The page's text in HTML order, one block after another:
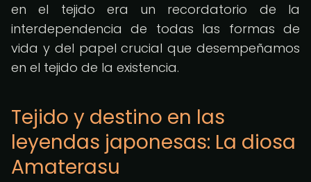
en el tejido era un recordatorio de la
interdependencia de todas las formas de
vida y del papel crucial que desempeñamos
en el tejido de la existencia.
Tejido y destino en las
leyendas japonesas: La diosa
Amaterasu